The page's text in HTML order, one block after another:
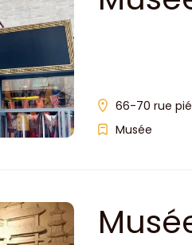
66-70 rue
Musée